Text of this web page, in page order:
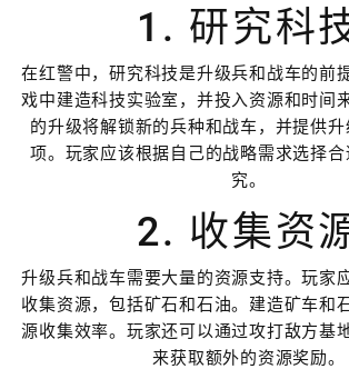
1. 研究科
在红警中，研究科技是升级兵和战车的前
戏中建造科技实验室，并投入资源和时间
的升级将解锁新的兵种和战车，并提供
项。玩家应该根据自己的战略需求选择
究。
2. 收集资
升级兵和战车需要大量的资源支持。玩家
收集资源，包括矿石和石油。建造矿车和
源收集效率。玩家还可以通过攻打敌方基
来获取额外的资源奖励。